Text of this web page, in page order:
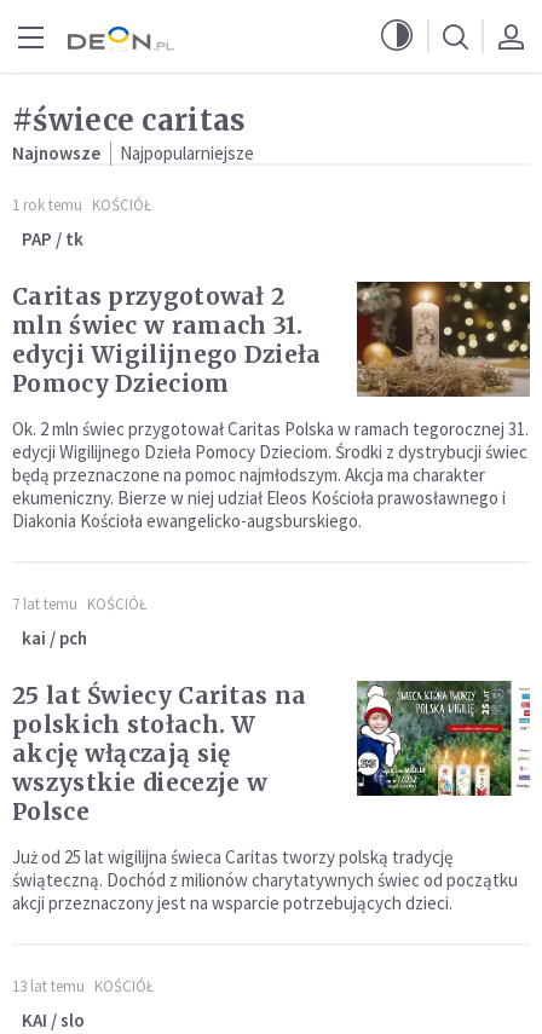
#świece caritas
Najnowsze Najpopularniejsze
1 rok temu KOŚCIÓŁ
PAP / tk
Caritas przygotował 2
mln świec w ramach 31.
edycji Wigilijnego Dzieła
Pomocy Dzieciom
Ok. 2 mln świec przygotował Caritas Polska w ramach tegorocznej 31.
edycji Wigilijnego Dzieła Pomocy Dzieciom. Środki z dystrybucji świec
będą przeznaczone na pomoc najmłodszym. Akcja ma charakter
ekumeniczny. Bierze w niej udział Eleos Kościoła prawosławnego i
Diakonia Kościoła ewangelicko-augsburskiego.
7 lat temu KOŚCIÓŁ
kai / pch
25 lat Świecy Caritas na
polskich stołach. W
akcję włączają się
wszystkie diecezje w
Polsce
Już od 25 lat wigilijna świeca Caritas tworzy polską tradycję
świąteczną. Dochód z milionów charytatywnych świec od początku
akcji przeznaczony jest na wsparcie potrzebujących dzieci.
13 lat temu KOŚCIÓŁ
KAI / slo